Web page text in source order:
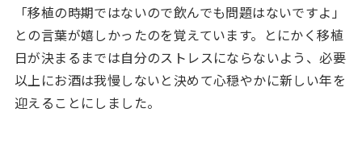
「移植の時期ではないので飲んでも問題はないですよ」
との言葉が嬉しかったのを覚えています。とにかく移植
日が決まるまでは自分のストレスにならないよう、必要
以上にお酒は我慢しないと決めて心穏やかに新しい年を
迎えることにしました。